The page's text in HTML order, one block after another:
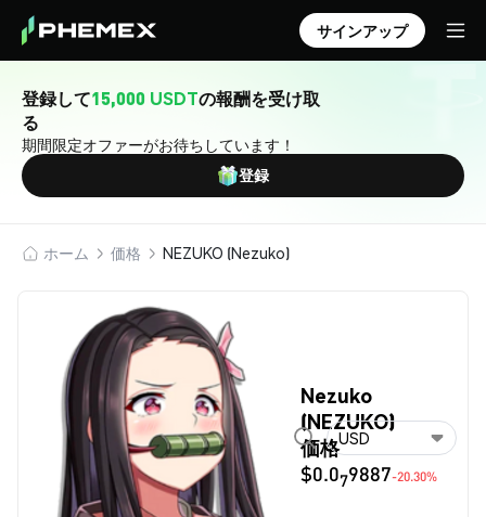
サインアップ
登録して15,000 USDTの報酬を受け取
る
期間限定オファーがお待ちしています！
登録
ホーム 価格 NEZUKO (Nezuko)
Nezuko
(NEZUKO)
価格
$0.079887-20.30%
USD